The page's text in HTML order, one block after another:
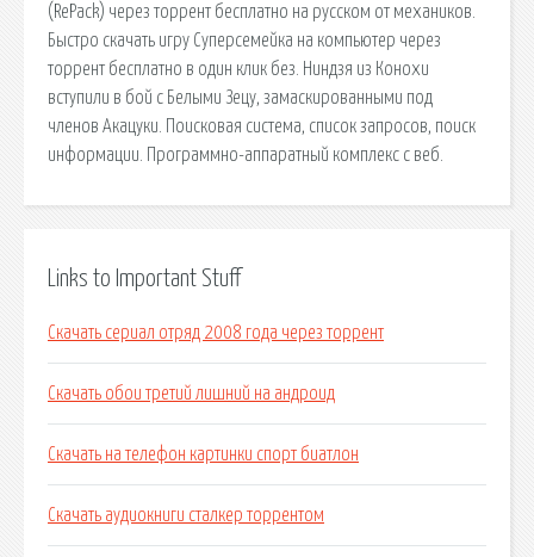
(RePack) через торрент бесплатно на русском от механиков.
Быстро скачать игру Суперсемейка на компьютер через
торрент бесплатно в один клик без. Ниндзя из Конохи
вступили в бой с Белыми Зецу, замаскированными под
членов Акацуки. Поисковая сиcтема, список запросов, поиск
информации. Программно-аппаратный комплекс с веб.
Links to Important Stuff
Скачать сериал отряд 2008 года через торрент
Скачать обои третий лишний на андроид
Скачать на телефон картинки спорт биатлон
Скачать аудиокниги сталкер торрентом